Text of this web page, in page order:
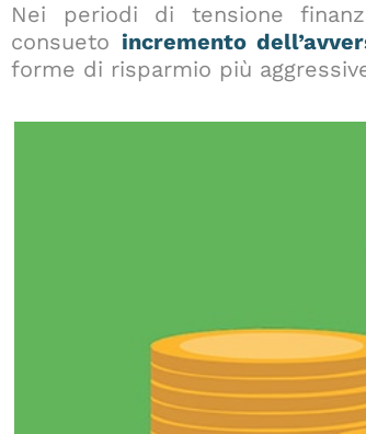
Nei periodi di tensione
consueto incremento
forme di risparmio più